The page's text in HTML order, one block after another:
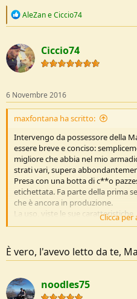
R
c
t
i
o
s
:
AleZaneCiccio74
Ciccio74
6 Novembre 2016
maxfontana ha scritto:
Intervengo da possessore della
essere breve e conciso:
migliore che abbia nel mio
strati vari, supera
Presa con una botta di c**o
etichettata. Fa parte della prima
che è ancora in produzione.
La uso, viste le sue
autunno/inverno. Ha infatti uno
posso dire? Usata sotto l'acqua,
ventose , come giacca da sci,
strato. Non mi ha mai deluso!
parecchio tempo e soprattutto la
Clicca per
È vero, l'avevo letto da te,
noodles75